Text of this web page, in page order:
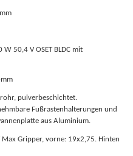
BLDC mit
Fußrastenhalterungen und
aus Aluminium.
19x2,75. Hinten